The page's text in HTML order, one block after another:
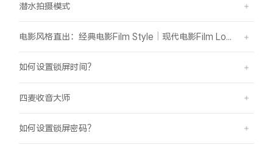
潜水拍摄模式
如何设置锁屏时间？
四麦收音大师
如何设置锁屏密码？